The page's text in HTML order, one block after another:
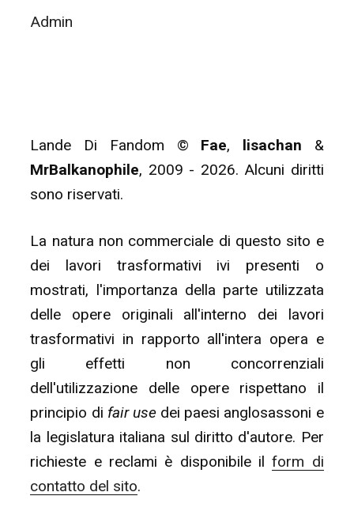
Admin
Lande Di Fandom © Fae, lisachan &
MrBalkanophile, 2009 - 2026. Alcuni diritti
sono riservati.
La natura non commerciale di questo sito e
dei lavori trasformativi ivi presenti o
mostrati, l'importanza della parte utilizzata
delle opere originali all'interno dei lavori
trasformativi in rapporto all'intera opera e
gli effetti non concorrenziali
dell'utilizzazione delle opere rispettano il
principio di fair usedei paesi anglosassoni e
la legislatura italiana sul diritto d'autore. Per
richieste e reclami è disponibile ilform di
contatto del sito.